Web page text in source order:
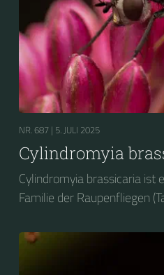
NR. 687 | 5. JULI 2025
Cylindromyia
Cylindromyia brassicaria ist
Familie der Raupenfliegen